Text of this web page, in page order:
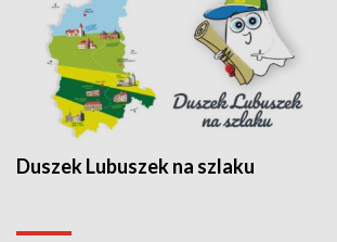
Duszek Lubuszek na szlaku